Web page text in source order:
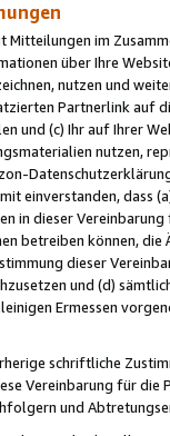
Mitteilungen im
über Ihre
nutzen und
Partnerlink auf
und (c) Ihr auf Ihrer
nutzen,
einverstanden, dass
in dieser
betreiben können, die
dieser
und (d)
Ermessen
schriftliche
Vereinbarung für
und